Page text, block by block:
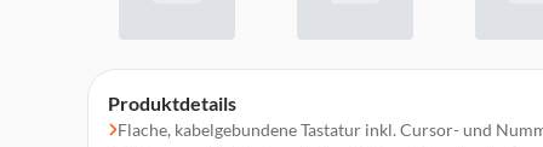
Produktdetails
Flache, kabelgebundene Tastatur inkl. Cursor- und